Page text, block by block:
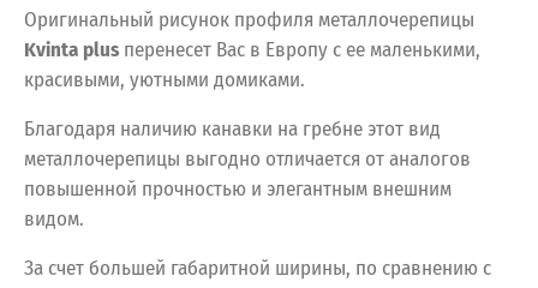
Оригинальный рисунок профиля металлочерепицы
Kvinta plus перенесет Вас в Европу с ее маленькими,
красивыми, уютными домиками.
Благодаря наличию канавки на гребне этот вид
металлочерепицы выгодно отличается от аналогов
повышенной прочностью и элегантным внешним
видом.
За счет большей габаритной ширины, по сравнению с